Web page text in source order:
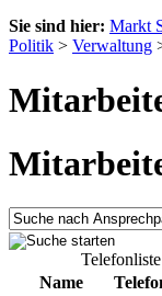
Sie sind hier: Markt
Politik > Verwaltung
Name